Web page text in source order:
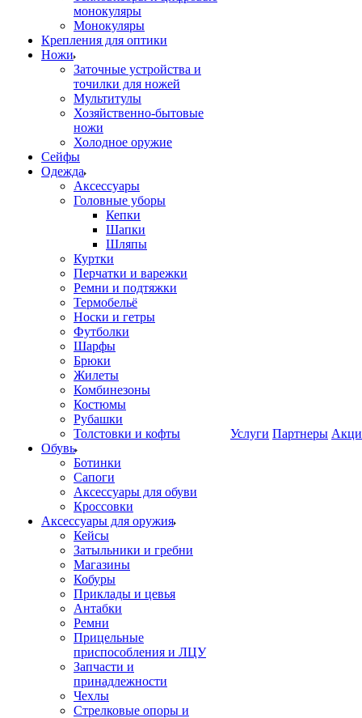
монокуляры
Монокуляры
Крепления для оптики
Ножи
Заточные устройства и
точилки для ножей
Мультитулы
Хозяйственно-бытовые
ножи
Холодное оружие
Сейфы
Одежда
Аксессуары
Головные уборы
Кепки
Шапки
Шляпы
Куртки
Перчатки и варежки
Ремни и подтяжки
Термобельё
Носки и гетры
Футболки
Шарфы
Брюки
Жилеты
Комбинезоны
Костюмы
Рубашки
Толстовки и кофты
Обувь
Ботинки
Сапоги
Аксессуары для обуви
Кроссовки
Аксессуары для оружия
Кейсы
Затыльники и гребни
Магазины
Кобуры
Приклады и цевья
Антабки
Ремни
Прицельные
приспособления и ЛЦУ
Запчасти и
принадлежности
Чехлы
Стрелковые опоры и
Услуги Партнеры